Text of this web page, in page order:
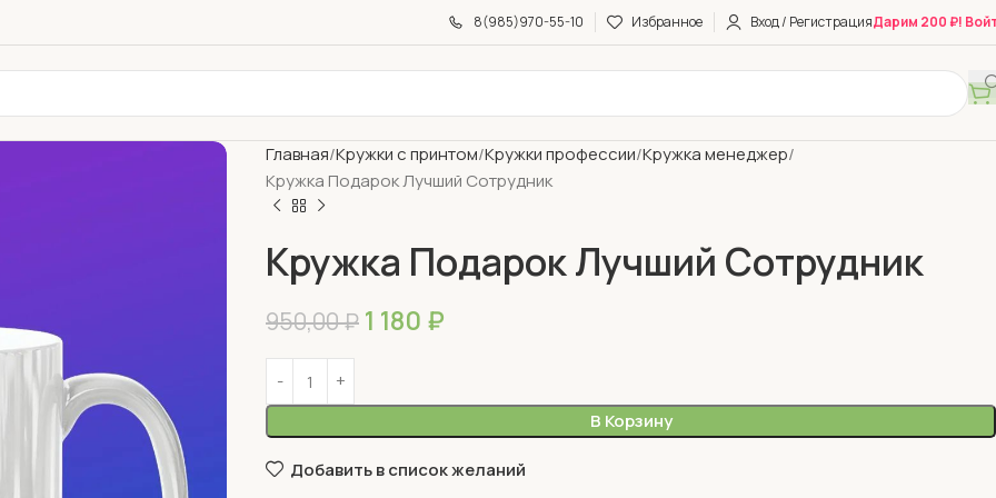
8(985)970-55-10 Избранное Вход / РегистрацияДарим 200 ₽!
Главная Кружки с принтом Кружки профессии Кружка менеджер
Кружка Подарок Лучший Сотрудник
Кружка Подарок Лучший Сотрудник
950,00₽ 1 180 ₽
В Корзину
Добавить в список желаний